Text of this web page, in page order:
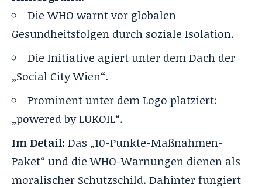
Die WHO warnt vor globalen
Gesundheitsfolgen durch soziale Isolation.
Die Initiative agiert unter dem Dach der
„Social City Wien“.
Prominent unter dem Logo platziert:
„powered by LUKOIL“.
Im Detail: Das „10-Punkte-Maßnahmen-
Paket“ und die WHO-Warnungen dienen als
moralischer Schutzschild. Dahinter fungiert